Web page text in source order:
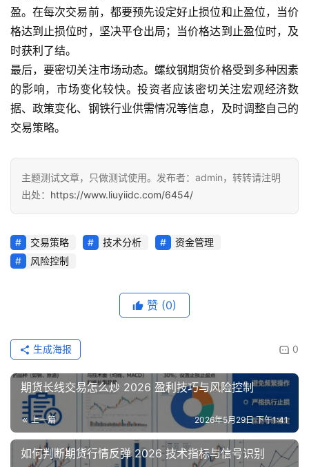
盈。在每次交易前，都要预先设定好止损位和止盈位，当价
格达到止损位时，坚决平仓出局；当价格达到止盈位时，及
时获利了结。
最后，要密切关注市场动态。螺纹钢期货价格受到多种因素
的影响，市场变化较快。投资者应该密切关注宏观经济数
据、政策变化、钢铁行业供需情况等信息，及时调整自己的
交易策略。
主题测试文章，只做测试使用。发布者：admin，转转请注明
出处： https://www.liuyiidc.com/6454/
交易策略 技术分析
资金管理
风险控制
赞 (0)
0
生成海报
期货长线交易怎么炒 2026 盈利技巧与风险控制
上一篇 2026年5月29日 下午1:41
如何判断期货行情反弹 2026 技术指标与信号识别